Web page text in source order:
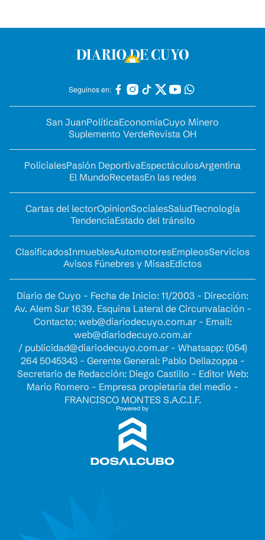
Seguinos en:
San JuanPolíticaEconomíaCuyo Minero
Suplemento VerdeRevista OH
PolicialesPasión DeportivaEspectáculosArgentina
El MundoRecetasEn las redes
Cartas del lectorOpinionSocialesSaludTecnología
TendenciaEstado del tránsito
ClasificadosInmueblesAutomotoresEmpleosServicios
Avisos Fúnebres y MisasEdictos
Diario de Cuyo - Fecha de Inicio: 11/2003 - Dirección:
Av. Alem Sur 1639. Esquina Lateral de Circunvalación -
Contacto: web@diariodecuyo.com.ar- Email:
web@diariodecuyo.com.ar
/ publicidad@diariodecuyo.com.ar- Whatsapp: (054)
264 5045343 - Gerente General: Pablo Dellazoppa -
Secretario de Redacción: Diego Castillo - Editor Web:
Mario Romero - Empresa propietaria del medio -
FRANCISCO MONTES S.A.C.I.F.